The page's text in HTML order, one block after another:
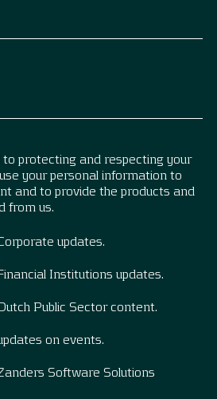
protecting and respecting your
your personal information to
and to provide the products and
from us.
updates.
Institutions updates.
Public Sector content.
on events.
Software Solutions